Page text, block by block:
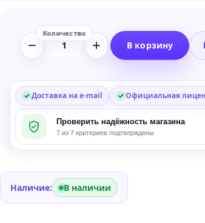
Количество
Microsoft
SQL
Server
2012
Web
В корзину
Доставка на e-mail Официальная
Проверить надёжность магазина
7 из 7 критериев подтверждены
Наличие: В наличии